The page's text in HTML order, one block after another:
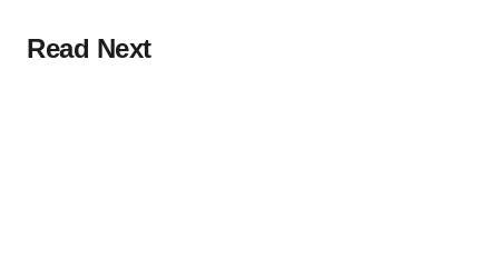
Read Next